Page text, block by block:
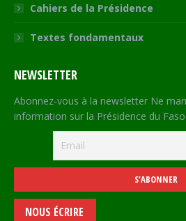
Cahiers de la Présidence
Textes fondamentaux
NEWSLETTER
Abonnez-vous à la newsletter Ne
information sur la Présidence du Faso
NOUS ÉCRIRE